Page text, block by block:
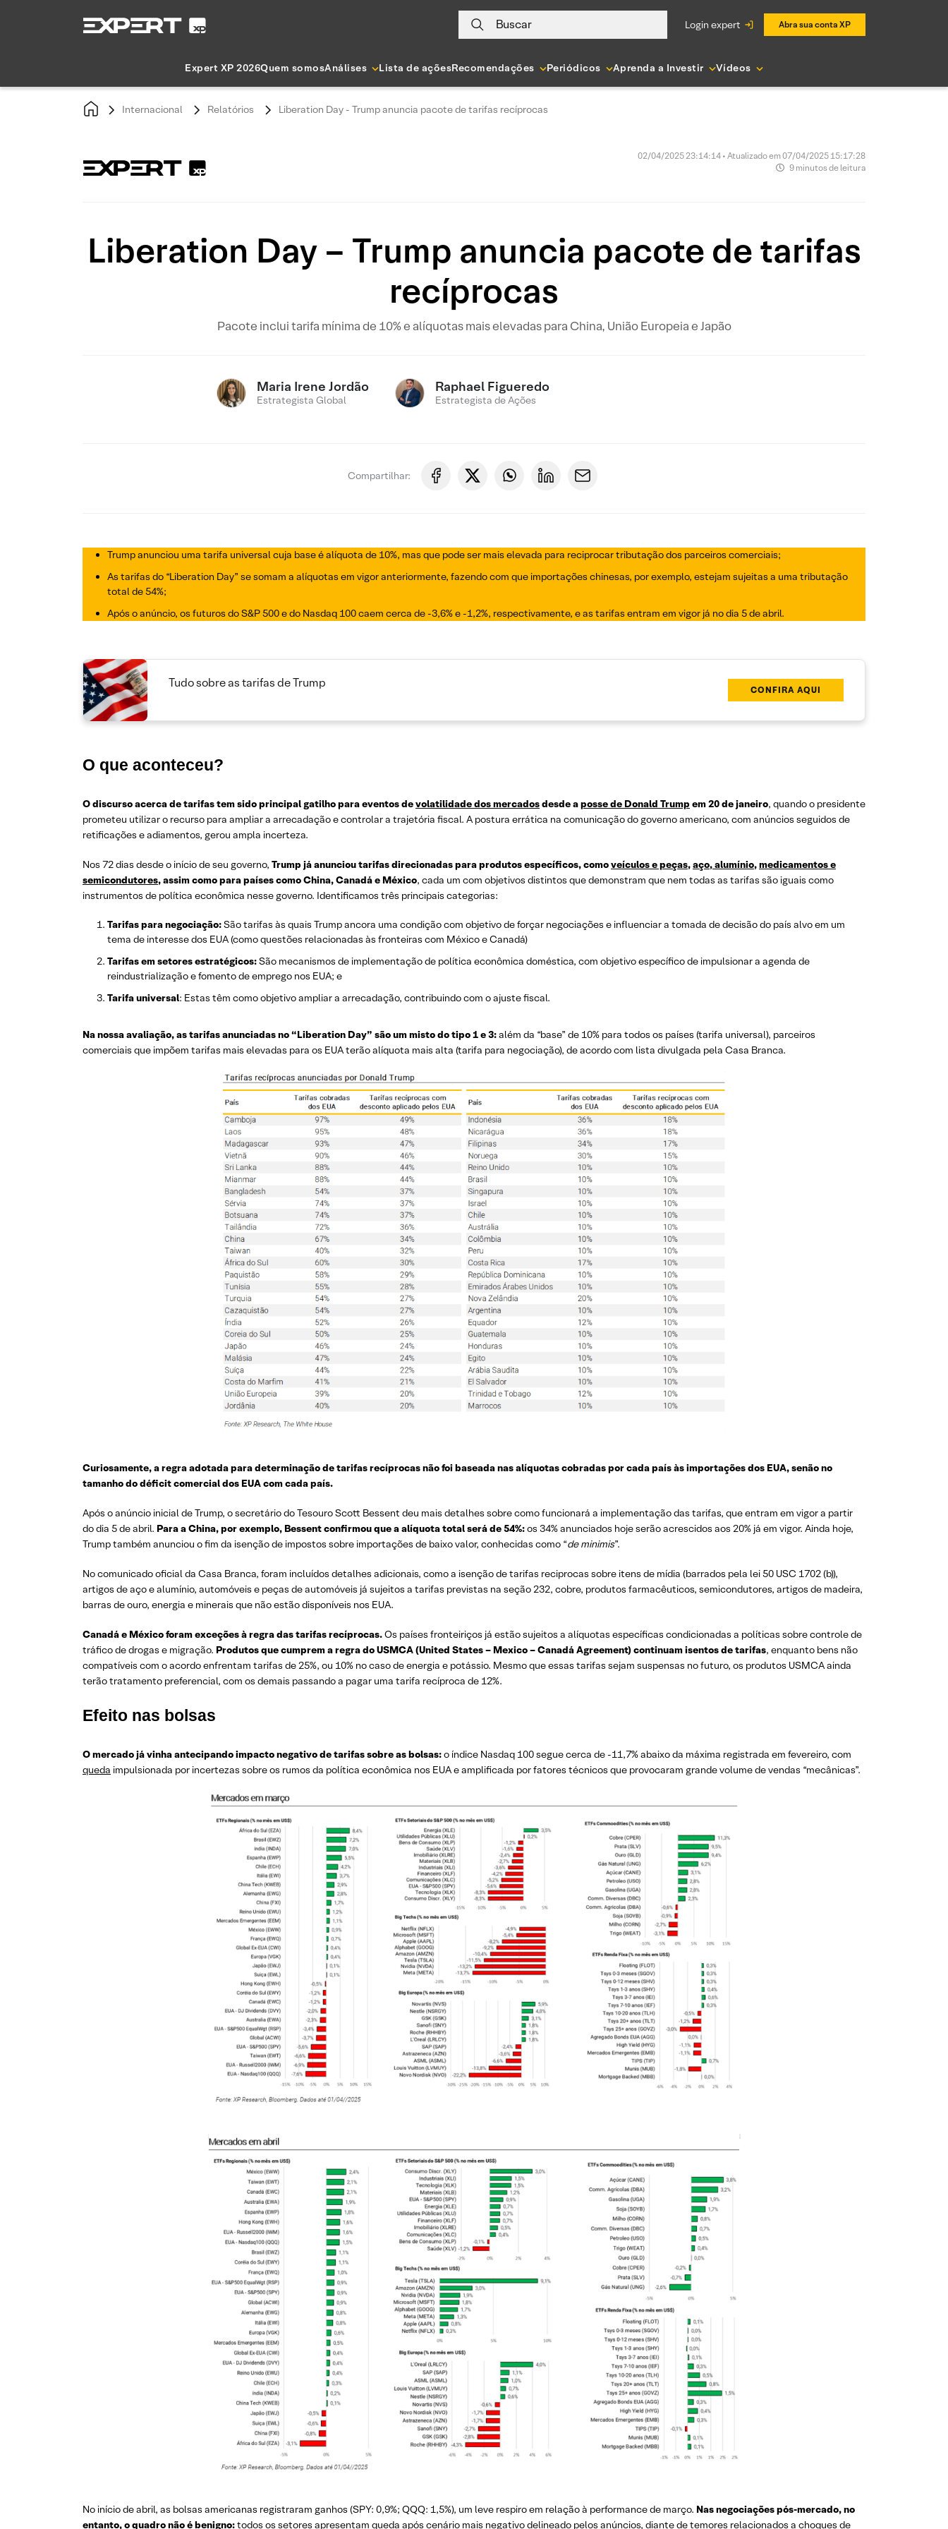
Buscar login expert Abra sua conta XP
Expert XP 2026Quem somosAnálises Lista de açõesRecomendações Periódicos Aprenda a Investir Vídeos
Internacional Relatórios Liberation Day - Trump anuncia pacote de tarifas recíprocas
02/04/2025 23:14:14 • Atualizado em 07/04/2025 15:17:28
9 minutos de leitura
Liberation Day – Trump anuncia pacote de tarifas
recíprocas
Pacote inclui tarifa mínima de 10% e alíquotas mais elevadas para China, União Europeia e Japão
Maria Irene Jordão
Estrategista Global
Raphael Figueredo
Estrategista de Ações
Compartilhar:
Trump anunciou uma tarifa universal cuja base é alíquota de 10%, mas que pode ser mais elevada para reciprocar tributação dos parceiros comerciais;
As tarifas do “Liberation Day” se somam a alíquotas em vigor anteriormente, fazendo com que importações chinesas, por exemplo, estejam sujeitas a uma tributação
total de 54%;
Após o anúncio, os futuros do S&P 500 e do Nasdaq 100 caem cerca de -3,6% e -1,2%, respectivamente, e as tarifas entram em vigor já no dia 5 de abril.
Tudo sobre as tarifas de Trump CONFIRA AQUI
O que aconteceu?
O discurso acerca de tarifas tem sido principal gatilho para eventos devolatilidade dos mercadosdesde aposse de Donald Trump em 20 de janeiro, quando o presidente
prometeu utilizar o recurso para ampliar a arrecadação e controlar a trajetória fiscal. A postura errática na comunicação do governo americano, com anúncios seguidos de
retificações e adiamentos, gerou ampla incerteza.
Nos 72 dias desde o início de seu governo, Trump já anunciou tarifas direcionadas para produtos específicos, comoveículos e peças,aço, alumínio,medicamentos e
semicondutores, assim como para países como China, Canadá e México, cada um com objetivos distintos que demonstram que nem todas as tarifas são iguais como
instrumentos de política econômica nesse governo. Identificamos três principais categorias:
Tarifas para negociação:São tarifas às quais Trump ancora uma condição com objetivo de forçar negociações e influenciar a tomada de decisão do país alvo em um
tema de interesse dos EUA (como questões relacionadas às fronteiras com México e Canadá)
Tarifas em setores estratégicos:São mecanismos de implementação de política econômica doméstica, com objetivo específico de impulsionar a agenda de
reindustrialização e fomento de emprego nos EUA; e
Tarifa universal: Estas têm como objetivo ampliar a arrecadação, contribuindo com o ajuste fiscal.
Na nossa avaliação, as tarifas anunciadas no “Liberation Day” são um misto do tipo 1 e 3:além da “base” de 10% para todos os países (tarifa universal), parceiros
comerciais que impõem tarifas mais elevadas para os EUA terão alíquota mais alta (tarifa para negociação), de acordo com lista divulgada pela Casa Branca.
Curiosamente, a regra adotada para determinação de tarifas recíprocas não foi baseada nas alíquotas cobradas por cada país às importações dos EUA, senão no
tamanho do déficit comercial dos EUA com cada país.
Após o anúncio inicial de Trump, o secretário do Tesouro Scott Bessent deu mais detalhes sobre como funcionará a implementação das tarifas, que entram em vigor a partir
do dia 5 de abril. Para a China, por exemplo, Bessent confirmou que a alíquota total será de 54%:os 34% anunciados hoje serão acrescidos aos 20% já em vigor. Ainda hoje,
Trump também anunciou o fim da isenção de impostos sobre importações de baixo valor, conhecidas como “de minimis”.
No comunicado oficial da Casa Branca, foram incluídos detalhes adicionais, como a isenção de tarifas reciprocas sobre itens de mídia (barrados pela lei 50 USC 1702 (b)),
artigos de aço e alumínio, automóveis e peças de automóveis já sujeitos a tarifas previstas na seção 232, cobre, produtos farmacêuticos, semicondutores, artigos de madeira,
barras de ouro, energia e minerais que não estão disponíveis nos EUA.
Canadá e México foram exceções à regra das tarifas recíprocas.Os países fronteiriços já estão sujeitos a alíquotas específicas condicionadas a políticas sobre controle de
tráfico de drogas e migração. Produtos que cumprem a regra do USMCA (United States – Mexico – Canadá Agreement) continuam isentos de tarifas, enquanto bens não
compatíveis com o acordo enfrentam tarifas de 25%, ou 10% no caso de energia e potássio. Mesmo que essas tarifas sejam suspensas no futuro, os produtos USMCA ainda
terão tratamento preferencial, com os demais passando a pagar uma tarifa recíproca de 12%.
Efeito nas bolsas
O mercado já vinha antecipando impacto negativo de tarifas sobre as bolsas:o índice Nasdaq 100 segue cerca de -11,7% abaixo da máxima registrada em fevereiro, com
queda impulsionada por incertezas sobre os rumos da política econômica nos EUA e amplificada por fatores técnicos que provocaram grande volume de vendas “mecânicas”.
No início de abril, as bolsas americanas registraram ganhos (SPY: 0,9%; QQQ: 1,5%), um leve respiro em relação à performance de março. Nas negociações pós-mercado, no
entanto, o quadro não é benigno:todos os setores apresentam queda após cenário mais negativo delineado pelos anúncios, diante de temores relacionados a choques de